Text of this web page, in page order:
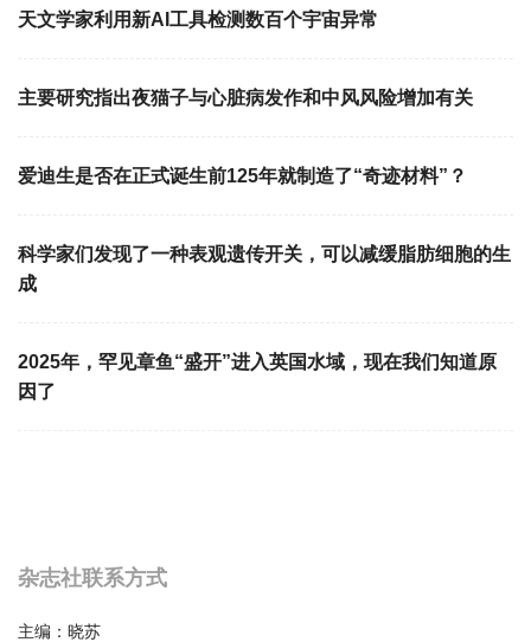
天文学家利用新AI工具检测数百个宇宙异常
主要研究指出夜猫子与心脏病发作和中风风险增加有关
爱迪生是否在正式诞生前125年就制造了“奇迹材料”？
科学家们发现了一种表观遗传开关，可以减缓脂肪细胞的生
成
2025年，罕见章鱼“盛开”进入英国水域，现在我们知道原
因了
杂志社联系方式
主编： 晓苏